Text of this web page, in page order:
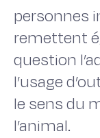
personnes
remettent
question
l’usage
le sens du
l’animal.